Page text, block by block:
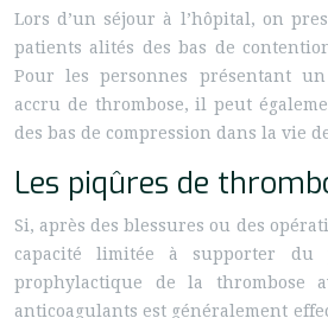
Lors d’un séjour à l’hôpital, on
patients alités des bas de
Pour les personnes présentant
accru de thrombose, il peut
des bas de compression dans la vie
Les piqûres de
Si, après des blessures ou des
capacité limitée à supporter du
prophylactique de la thrombose
anticoagulants est généralement